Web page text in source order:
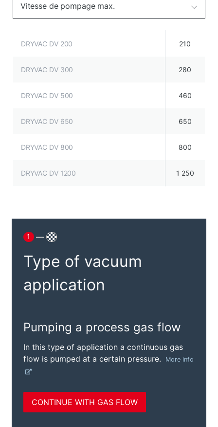
Vitesse de pompage max.
DRYVAC DV 200 210
DRYVAC DV 300 280
DRYVAC DV 500 460
DRYVAC DV 650 650
DRYVAC DV 800 800
DRYVAC DV 1200 1 250